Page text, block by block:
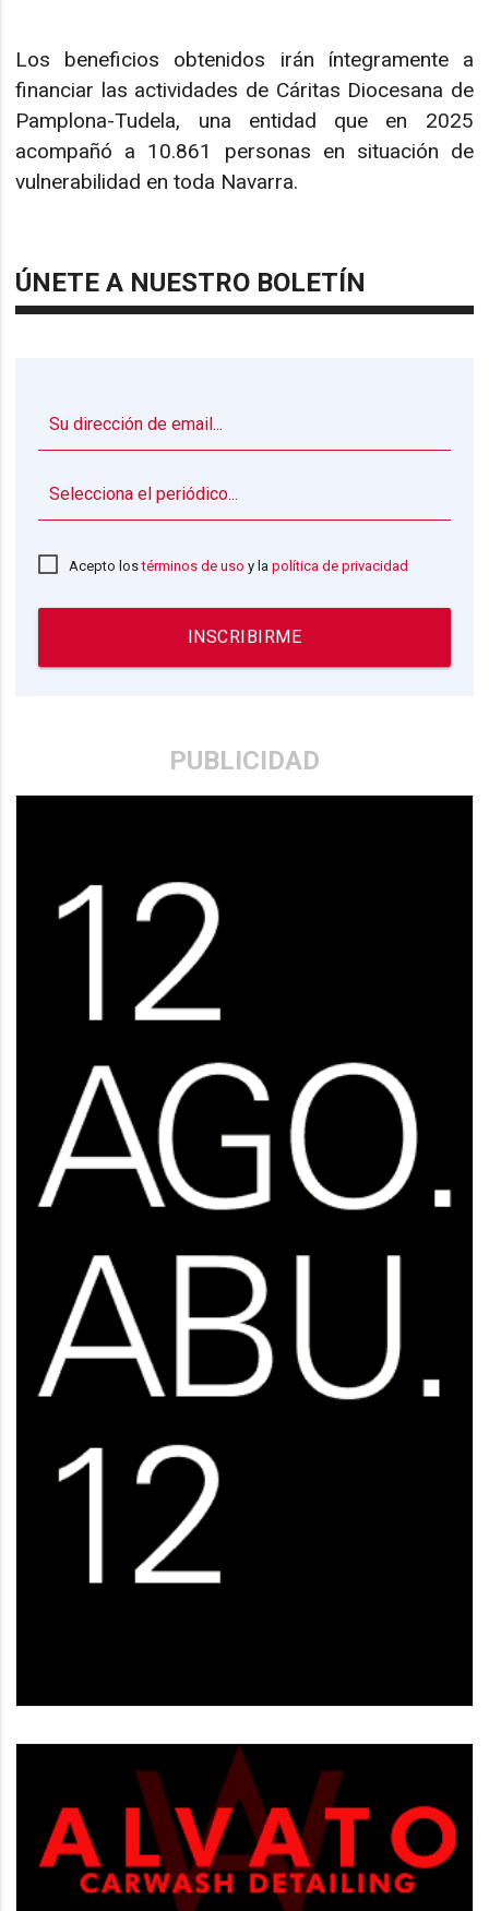
Los beneficios obtenidos irán íntegramente a
financiar las actividades de Cáritas Diocesana de
Pamplona-Tudela, una entidad que en 2025
acompañó a 10.861 personas en situación de
vulnerabilidad en toda Navarra.
ÚNETE A NUESTRO BOLETÍN
Acepto lostérminos de uso y lapolítica de privacidad
INSCRIBIRME
PUBLICIDAD